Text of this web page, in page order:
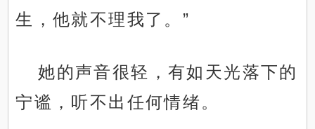
生，他就不理我了。”
她的声音很轻，有如天光落下的
宁谧，听不出任何情绪。